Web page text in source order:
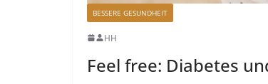
BESSERE GESUNDHEIT
HH
Feel free: Diabetes